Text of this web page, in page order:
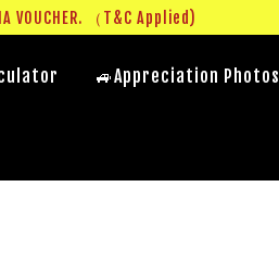
VOUCHER. （T&C Applied)
🚙Appreciation Photos